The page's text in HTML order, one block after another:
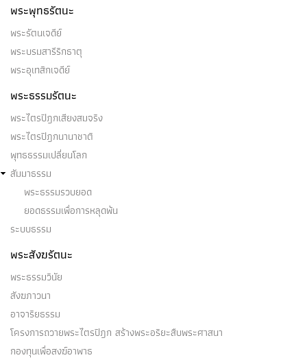
พระพุทธรัตนะ
พระรัตนเจดีย์
พระบรมสารีริกธาตุ
พระอุเทสิกเจดีย์
พระธรรมรัตนะ
พระไตรปิฎกเสียงสมจริง
พระไตรปิฎกนานาชาติ
พุทธธรรมเปลี่ยนโลก
สัมมาธรรม
พระธรรมรวบยอด
ยอดธรรมเพื่อการหลุดพ้น
ระบบธรรม
พระสังฆรัตนะ
พระธรรมวินัย
สังฆภาวนา
อาจาริยธรรม
โครงการถวายพระไตรปิฎก สร้างพระอริยะสืบพระศาสนา
กองทุนเพื่อสงฆ์อาพาธ